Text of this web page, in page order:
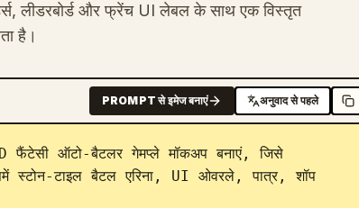
लीडरबोर्ड और फ्रेंच UI लेबल के साथ एक विस्तृत
है।
PROMPT से इमेज बनाएं अनुवाद से पहले
फैंटेसी ऑटो-बैटलर गेमप्ले मॉकअप बनाएं, जिसे
स्टोन-टाइल बैटल एरिना, UI ओवरले, पात्र, शॉप